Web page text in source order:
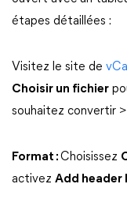
étapes détaillées :
Visitez le site de
Choisir un fichier
souhaitez convertir
Format :Choisissez
activez Add header